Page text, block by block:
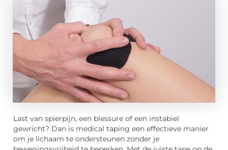
Last van spierpijn, een blessure of een instabiel
gewricht? Dan is medical taping een effectieve manier
om je lichaam te ondersteunen zonder je